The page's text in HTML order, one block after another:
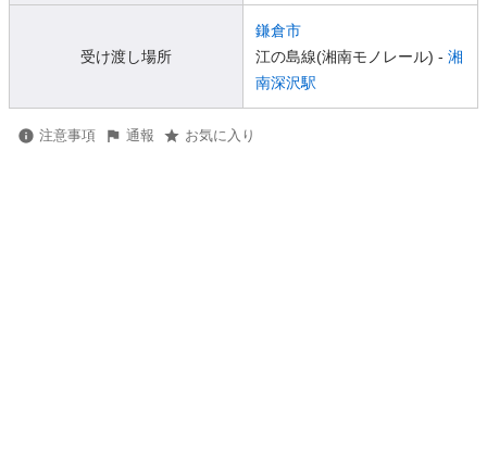
受け渡し場所
鎌倉市
江の島線(湘南モノレール) - 湘
南深沢駅
注意事項 通報 お気に入り